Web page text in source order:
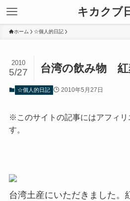
キカクブ
ホーム ☆個人的日記
台湾の飲み物 紅
2010
5/27
☆個人的日記 2010年5月27日
※このサイトの記事にはアフィリ
す。
台湾土産にいただきました。